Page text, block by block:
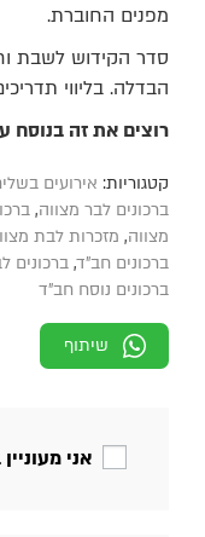
מפנים החוברת.
סדר הקידוש לשבת
הבדלה. בליווי
רוצים את זה בנוסח
קטגוריות: אירועים
ברכונים לבר מצווה,
מצווה, מזכרות לבת
ברכונים חב"ד, ברכונים
ברכונים נוסח חב"ד
שיתוף
אני